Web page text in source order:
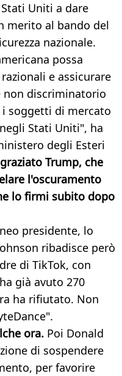
Uniti a dare
merito al bando del
nazionale.
possa
e assicurare
discriminatorio
soggetti di mercato
Stati Uniti", ha
degli Esteri
Trump, che
l'oscuramento
lo firmi subito dopo
presidente, lo
ribadisce però
di TikTok, con
già avuto 270
ha rifiutato. Non
ora. Poi Donald
di sospendere
per favorire